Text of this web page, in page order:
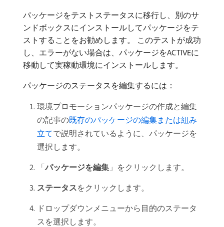
パッケージをテストステータスに移行し、別のサ
ンドボックスにインストールしてパッケージをテ
ストすることをお勧めします。 このテストが成功
し、エラーがない場合は、パッケージをACTIVEに
移動して実稼動環境にインストールします。
パッケージのステータスを編集するには：
環境プロモーションパッケージの作成と編集
の記事の既存のパッケージの編集または組み
立てで説明されているように、パッケージを
選択します。
「パッケージを編集 」をクリックします。
ステータス​をクリックします。
ドロップダウンメニューから目的のステータ
スを選択します。